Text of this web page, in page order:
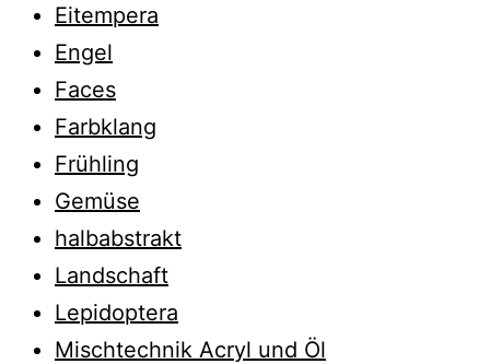
Eitempera
Engel
Faces
Farbklang
Frühling
Gemüse
halbabstrakt
Landschaft
Lepidoptera
Mischtechnik Acryl und Öl